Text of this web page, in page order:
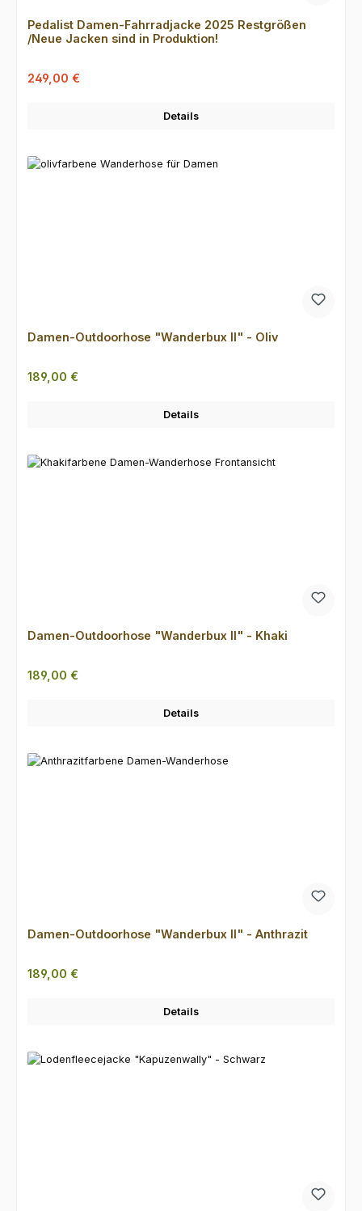
Pedalist Damen-Fahrradjacke 2025 Restgrößen
/Neue Jacken sind in Produktion!
Verkaufspreis:
249,00 €
Details
Damen-Outdoorhose "Wanderbux II" - Oliv
Regulärer Preis:
189,00 €
Details
Damen-Outdoorhose "Wanderbux II" - Khaki
Regulärer Preis:
189,00 €
Details
Damen-Outdoorhose "Wanderbux II" - Anthrazit
Regulärer Preis:
189,00 €
Details